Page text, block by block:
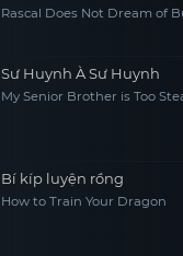
Rascal Does Not Dream of
Sư Huynh À Sư Huynh
My Senior Brother is Too
Bí kíp luyện rồng
How to Train Your Dragon